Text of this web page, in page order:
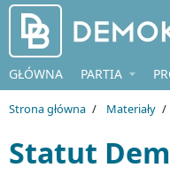
Przejdź do treści
GŁÓWNA PARTIA
Strona główna / Materiały /
Statut